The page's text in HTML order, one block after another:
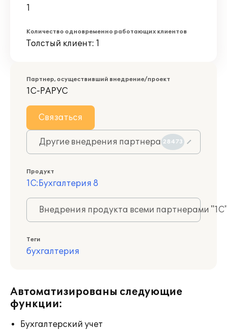
1
Количество одновременно работающих клиентов
Толстый клиент: 1
Партнер, осуществивший внедрение/проект
1С-РАРУС
Связаться
Другие внедрения партнера 28473
Продукт
1С:Бухгалтерия 8
Внедрения продукта всеми партнерами
Теги
бухгалтерия
Автоматизированы следующие
функции:
Бухгалтерский учет